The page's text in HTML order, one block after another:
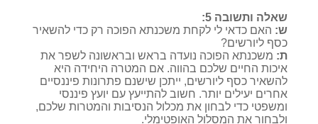
שאלה ותשובה 5:
ש: האם כדאי לי לקחת משכנתא הפוכה רק כדי להשאיר
כסף ליורשים?
ת: משכנתא הפוכה נועדה בראש ובראשונה לשפר את
איכות החיים שלכם בהווה. אם המטרה היחידה היא
להשאיר כסף ליורשים, ייתכן שישנם פתרונות פיננסיים
אחרים יעילים יותר. חשוב להתייעץ עם יועץ פיננסי
ומשפטי כדי לבחון את מכלול הנסיבות והמטרות שלכם,
ולבחור את המסלול האופטימלי.